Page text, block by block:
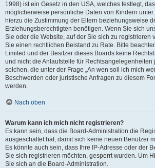
1998) ist ein Gesetz in den USA, welches festlegt,
möglicherweise persönliche Daten von Kindern
hierzu die Zustimmung der Eltern beziehungsweise
Erziehungsberechtigten benötigen. Wenn Sie sich
Sie oder die Website, auf der Sie sich zu registrieren
Sie einen rechtlichen Beistand zu Rate. Bitte
Limited und der Besitzer dieses Boards keine
und nicht die Anlaufstelle für Rechtsangelegenheiten
solchen, die unter der Frage „An wen soll ich mich
Beschwerden oder juristische Anfragen zu diesem
werden.
Nach oben
Warum kann ich mich nicht registrieren?
Es kann sein, dass die Board-Administration die
ausgeschaltet hat, damit sich keine neuen Benutzer
Es könnte auch sein, dass Ihre IP-Adresse oder der
Sie sich registrieren möchten, gesperrt wurden. Um
Sie sich an die Board-Administration.